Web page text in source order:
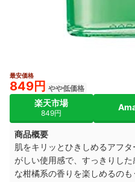
最安価格
849円 やや低価格
楽天市場
849円
商品概要
肌をキリッとひきしめるアフ
がしい使用感で、すっきりし
な柑橘系の香りを楽しめるのも